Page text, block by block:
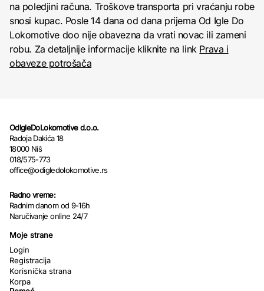
na poledjini računa. Troškove transporta pri vraćanju robe
snosi kupac. Posle 14 dana od dana prijema Od Igle Do
Lokomotive doo nije obavezna da vrati novac ili zameni
robu. Za detaljnije informacije kliknite na link Prava i
obaveze potrošača
OdIgleDoLokomotive d.o.o.
Radoja Dakića 18
18000 Niš
018/575-773
office@odigledolokomotive.rs
Radno vreme:
Radnim danom od 9-16h
Naručivanje online 24/7
Moje strane
Login
Registracija
Korisnička strana
Korpa